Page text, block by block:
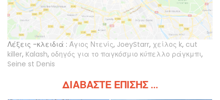
Λέξεις -κλειδιά : Άγιος Ντενίς, JoeyStarr, χείλος k, cut
killer, Kalash, οδηγός για το παγκόσμιο κύπελλο ράγκμπι,
Seine st Denis
ΔΙΑΒΆΣΤΕ ΕΠΊΣΗΣ ...